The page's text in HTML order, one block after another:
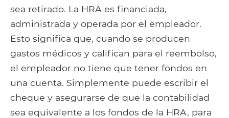
sea retirado. La HRA es financiada,
administrada y operada por el empleador.
Esto significa que, cuando se producen
gastos médicos y califican para el reembolso,
el empleador no tiene que tener fondos en
una cuenta. Simplemente puede escribir el
cheque y asegurarse de que la contabilidad
sea equivalente a los fondos de la HRA, para